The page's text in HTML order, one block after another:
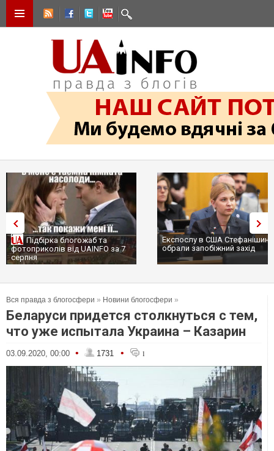
Підбірка блогожаб та
фотоприколів від UAINFO за 7
серпня
Експослу в США Стефанішиній
обрали запобіжний захід
Вся правда з блогосфери » Новини блогосфери »
Беларуси придется столкнуться с тем,
что уже испытала Украина – Казарин
03.09.2020, 00:00 • 1731 • 1